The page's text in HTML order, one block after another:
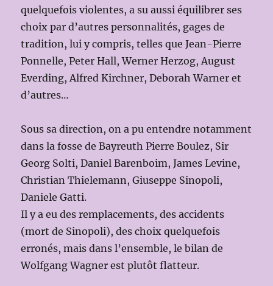
quelquefois violentes, a su aussi équilibrer ses
choix par d’autres personnalités, gages de
tradition, lui y compris, telles que Jean-Pierre
Ponnelle, Peter Hall, Werner Herzog, August
Everding, Alfred Kirchner, Deborah Warner et
d’autres…
Sous sa direction, on a pu entendre notamment
dans la fosse de Bayreuth Pierre Boulez, Sir
Georg Solti, Daniel Barenboim, James Levine,
Christian Thielemann, Giuseppe Sinopoli,
Daniele Gatti.
Il y a eu des remplacements, des accidents
(mort de Sinopoli), des choix quelquefois
erronés, mais dans l’ensemble, le bilan de
Wolfgang Wagner est plutôt flatteur.